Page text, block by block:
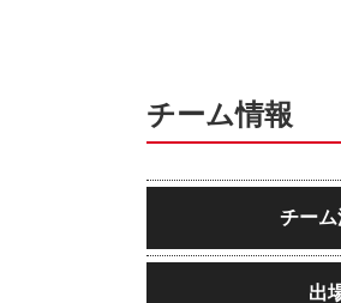
チーム情報
チー
出